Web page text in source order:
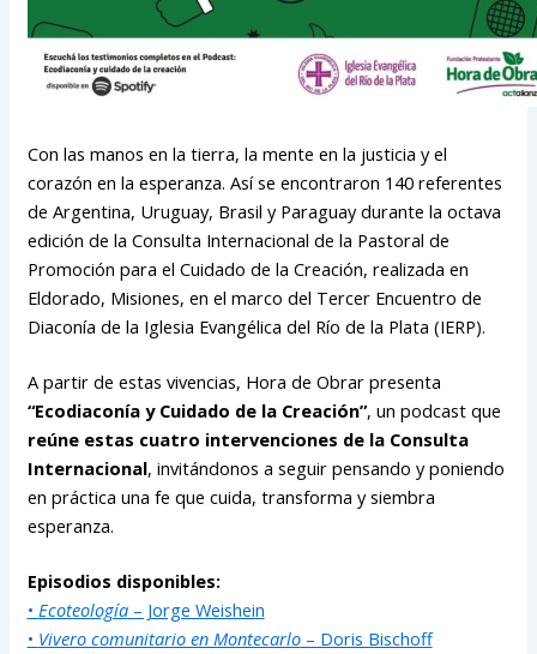
Con las manos en la tierra, la mente en la justicia y el
corazón en la esperanza. Así se encontraron 140 referentes
de Argentina, Uruguay, Brasil y Paraguay durante la octava
edición de la Consulta Internacional de la Pastoral de
Promoción para el Cuidado de la Creación, realizada en
Eldorado, Misiones, en el marco del Tercer Encuentro de
Diaconía de la Iglesia Evangélica del Río de la Plata (IERP).
A partir de estas vivencias, Hora de Obrar presenta
“Ecodiaconía y Cuidado de la Creación”, un podcast que
reúne estas cuatro intervenciones de la Consulta
Internacional, invitándonos a seguir pensando y poniendo
en práctica una fe que cuida, transforma y siembra
esperanza.
Episodios disponibles:
• Ecoteología– Jorge Weishein
• Vivero comunitario en Montecarlo– Doris Bischoff